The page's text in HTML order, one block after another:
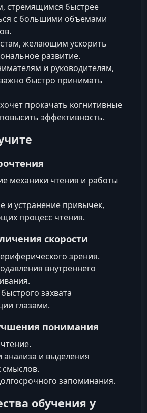
стремящимся быстрее
с большими объемами
желающим ускорить
развитие.
и руководителям,
быстро принимать
прокачать когнитивные
эффективность.
механики чтения и работы
и устранение привычек,
процесс чтения.
скорости
зрения.
внутреннего
захвата
глазами.
понимания
анализа и выделения
запоминания.
обучения у